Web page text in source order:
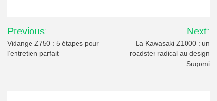
Navigation
de
Previous:
Vidange Z750 : 5 étapes pour
l’entretien parfait
Next:
La Kawasaki Z1000 : un
roadster radical au design
Sugomi